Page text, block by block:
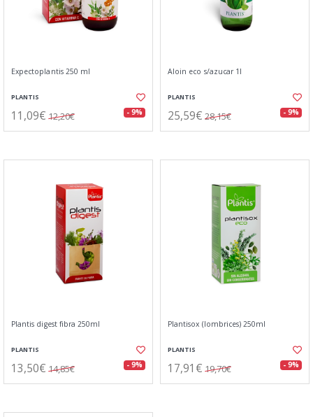
Expectoplantis 250 ml
PLANTIS
11,09€ 12,20€ - 9%
Aloin eco s/azucar 1l
PLANTIS
25,59€ 28,15€ - 9%
Plantis digest fibra 250ml
PLANTIS
13,50€ 14,85€ - 9%
Plantisox (lombrices) 250ml
PLANTIS
17,91€ 19,70€ - 9%